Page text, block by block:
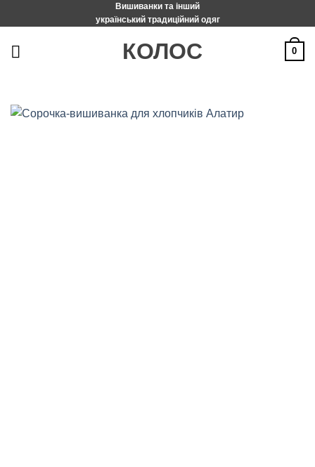
Вишиванки та інший
український традиційний одяг
КОЛОС 0